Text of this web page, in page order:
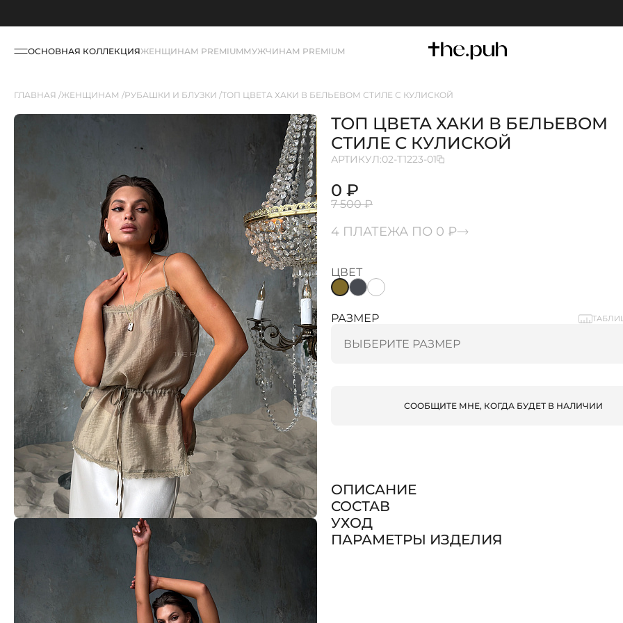
ОСНОВНАЯ КОЛЛЕКЦИЯЖЕНЩИНАМ PREMIUMМУЖЧИНАМ PREMIUM
ГЛАВНАЯ ЖЕНЩИНАМ РУБАШКИ И БЛУЗКИ ТОП ЦВЕТА ХАКИ В БЕЛЬЕВОМ СТИЛЕ С КУЛИСКОЙ
ТОП ЦВЕТА ХАКИ В БЕЛЬЕВОМ
СТИЛЕ С КУЛИСКОЙ
АРТИКУЛ:02-T1223-01
0 ₽
7 500 ₽
4 ПЛАТЕЖА ПО 0 ₽
ЦВЕТ
РАЗМЕР
СООБЩИТЕ МНЕ, КОГДА БУДЕТ В НАЛИЧИИ
ОПИСАНИЕ
СОСТАВ
УХОД
ПАРАМЕТРЫ ИЗДЕЛИЯ